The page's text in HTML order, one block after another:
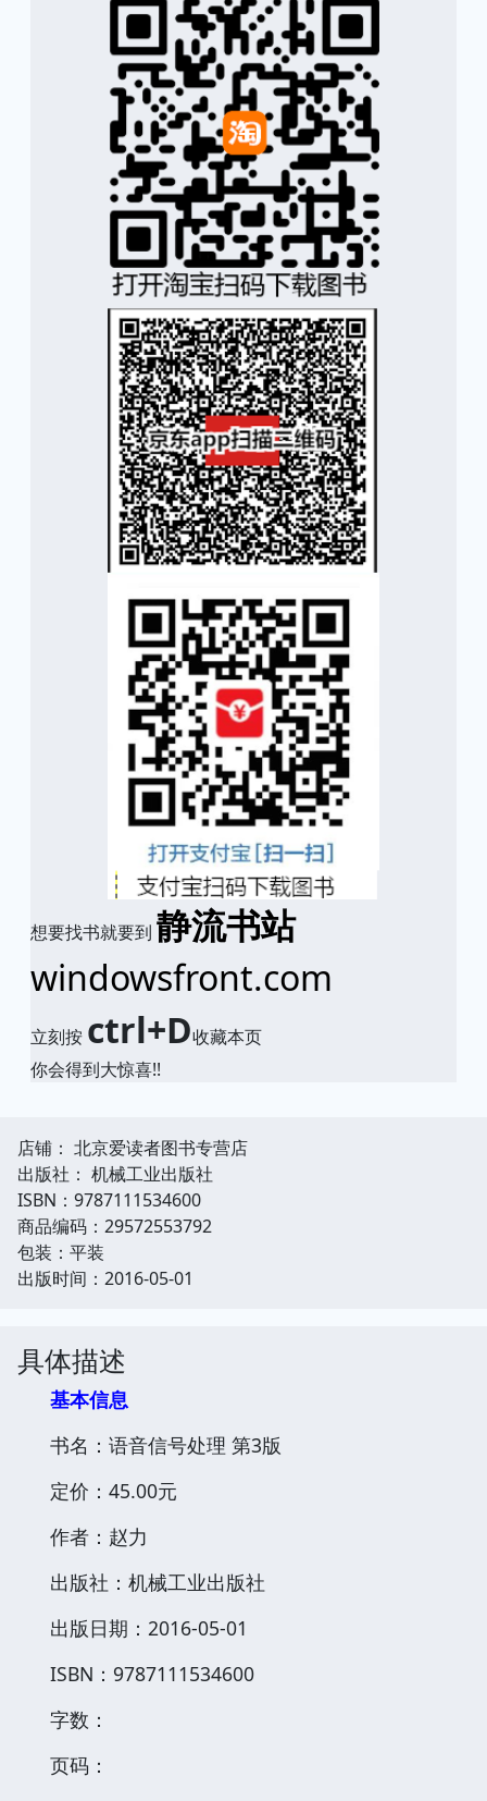
想要找书就要到 静流书站
windowsfront.com
立刻按 ctrl+D收藏本页
你会得到大惊喜!!
店铺： 北京爱读者图书专营店
出版社： 机械工业出版社
ISBN：9787111534600
商品编码：29572553792
包装：平装
出版时间：2016-05-01
具体描述
基本信息
书名：语音信号处理 第3版
定价：45.00元
作者：赵力
出版社：机械工业出版社
出版日期：2016-05-01
ISBN：9787111534600
字数：
页码：